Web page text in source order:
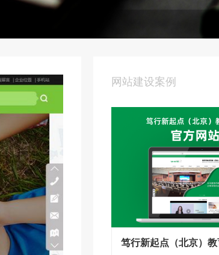
网站建设案例
笃行新起点（北京）